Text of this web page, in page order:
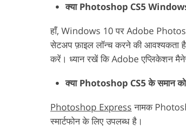
क्या Photoshop CS5
हाँ, Windows 10 पर Adobe
सेटअप फ़ाइल लॉन्च करने की आवश्यकता
करें। ध्यान रखें कि Adobe एप्लिकेशन
क्या Photoshop CS5 के समान
Photoshop Express नामक
स्मार्टफोन के लिए उपलब्ध है।